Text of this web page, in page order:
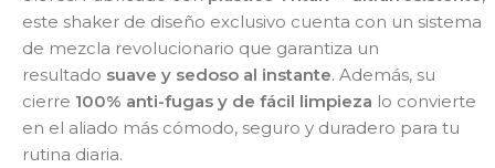
este shaker de diseño exclusivo cuenta con un sistema
de mezcla revolucionario que garantiza un
resultado suave y sedoso al instante. Además, su
cierre 100% anti-fugas y de fácil limpieza lo convierte
en el aliado más cómodo, seguro y duradero para tu
rutina diaria.